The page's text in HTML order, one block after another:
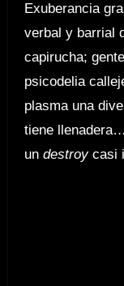
Exuberancia
verbal y barrial
capirucha;
psicodelia
plasma una
tiene
un destroycasi